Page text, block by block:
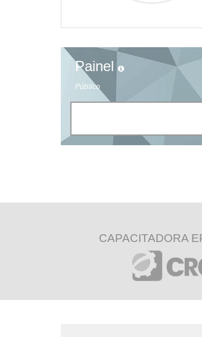
Painel
Público
CAPACITADORA